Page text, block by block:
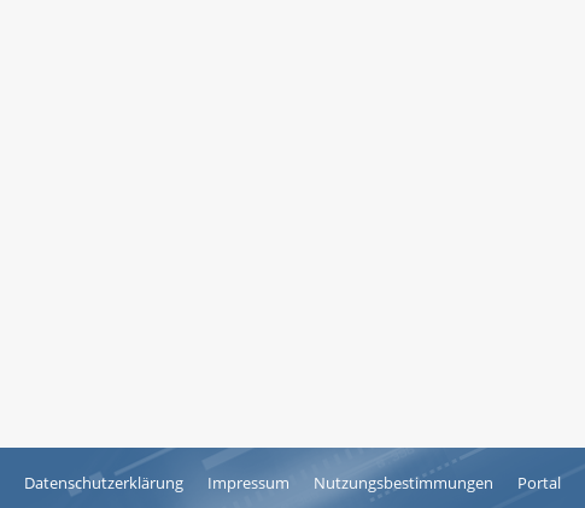
Datenschutzerklärung Impressum Nutzungsbestimmungen Portal